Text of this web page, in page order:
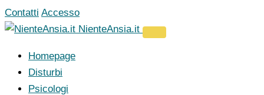
Vai
al
Contatti Accesso
NienteAnsia.it
Homepage
Disturbi
Psicologi